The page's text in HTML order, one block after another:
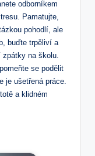
odborníkem
Pamatujte,
pohodlí, ale
buďte trpěliví a
na školu.
se podělit
je ušetřená práce.
a klidném